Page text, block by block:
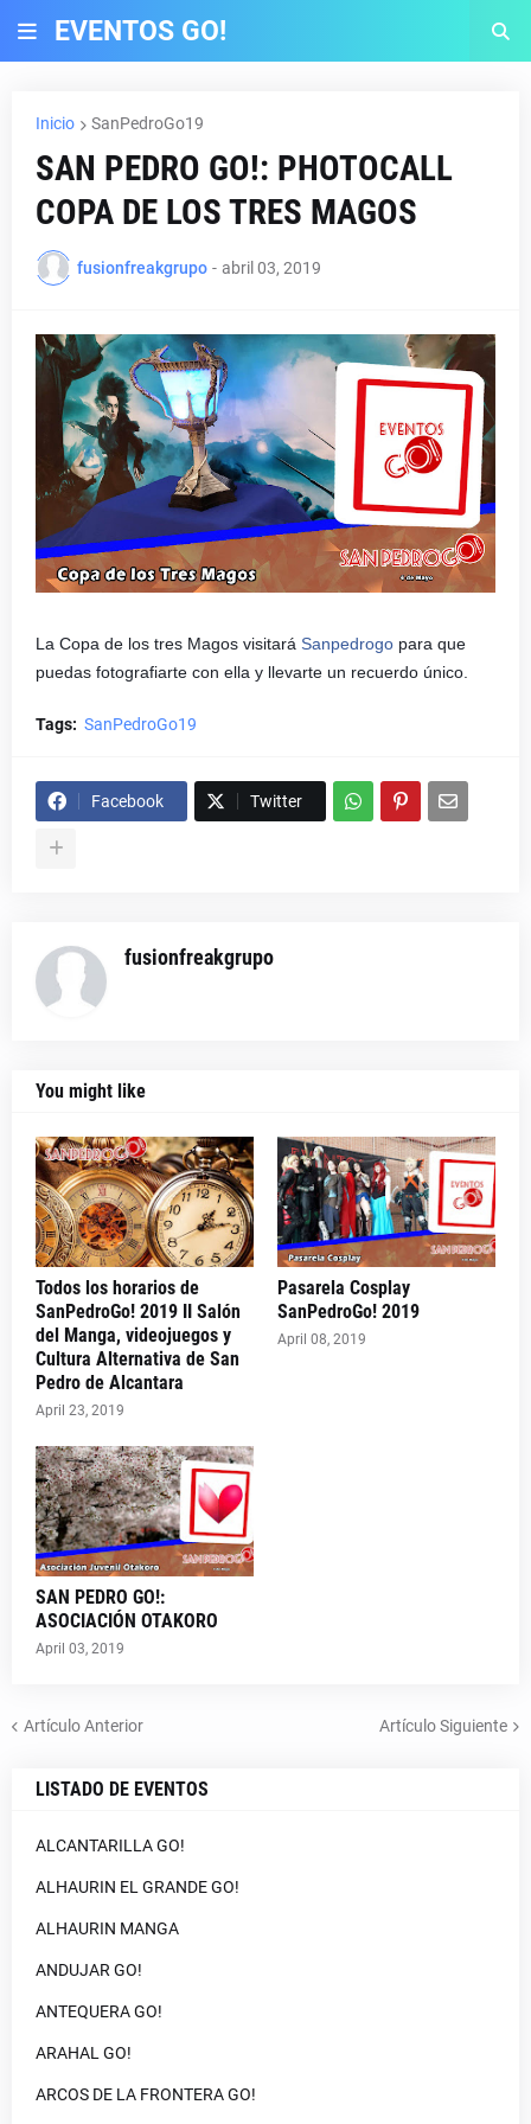
EVENTOS GO!
Inicio SanPedroGo19
SAN PEDRO GO!: PHOTOCALL
COPA DE LOS TRES MAGOS
fusionfreakgrupo - abril 03, 2019
La Copa de los tres Magos visitará Sanpedrogo para que
puedas fotografiarte con ella y llevarte un recuerdo único.
Tags: SanPedroGo19
Facebook Twitter
fusionfreakgrupo
You might like
Todos los horarios de
SanPedroGo! 2019 II Salón
del Manga, videojuegos y
Cultura Alternativa de San
Pedro de Alcantara
April 23, 2019
Pasarela Cosplay
SanPedroGo! 2019
April 08, 2019
SAN PEDRO GO!:
ASOCIACIÓN OTAKORO
April 03, 2019
Artículo Anterior Artículo Siguiente
LISTADO DE EVENTOS
ALCANTARILLA GO!
ALHAURIN EL GRANDE GO!
ALHAURIN MANGA
ANDUJAR GO!
ANTEQUERA GO!
ARAHAL GO!
ARCOS DE LA FRONTERA GO!